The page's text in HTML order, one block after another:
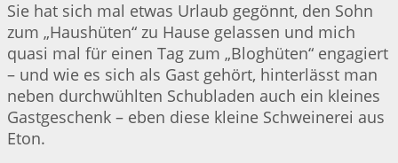
Sie hat sich mal etwas Urlaub gegönnt, den Sohn
zum „Haushüten“ zu Hause gelassen und mich
quasi mal für einen Tag zum „Bloghüten“ engagiert
– und wie es sich als Gast gehört, hinterlässt man
neben durchwühlten Schubladen auch ein kleines
Gastgeschenk – eben diese kleine Schweinerei aus
Eton.